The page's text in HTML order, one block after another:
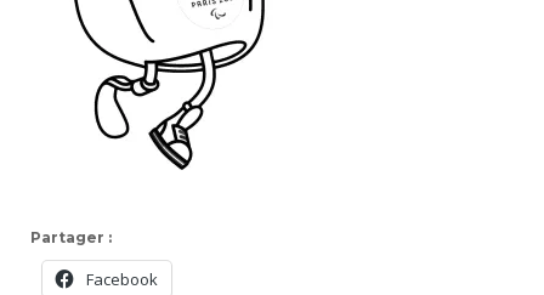
Partager :
Facebook